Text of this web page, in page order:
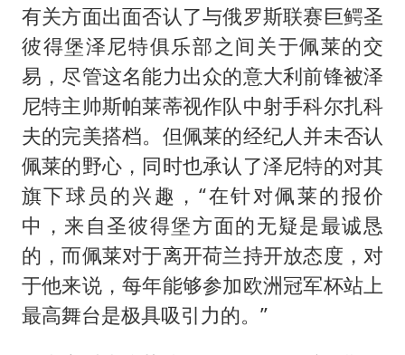
胜宏科技：股票交易异常波动
老中医：立秋后养心是关键
未成年顶特警车烧胎被罚
我国外贸延续良好增长态势
东航：国内客票提前14天免费退改
欧阳娜娜窦靖童好搭
河南将重点打击十类新型黑恶犯罪
夯实基础开新局
有关方面出面否认了与俄罗斯联赛巨鳄圣
彼得堡泽尼特俱乐部之间关于佩莱的交
易，尽管这名能力出众的意大利前锋被泽
尼特主帅斯帕莱蒂视作队中射手科尔扎科
夫的完美搭档。但佩莱的经纪人并未否认
佩莱的野心，同时也承认了泽尼特的对其
旗下球员的兴趣，“在针对佩莱的报价
中，来自圣彼得堡方面的无疑是最诚恳
的，而佩莱对于离开荷兰持开放态度，对
于他来说，每年能够参加欧洲冠军杯站上
最高舞台是极具吸引力的。”